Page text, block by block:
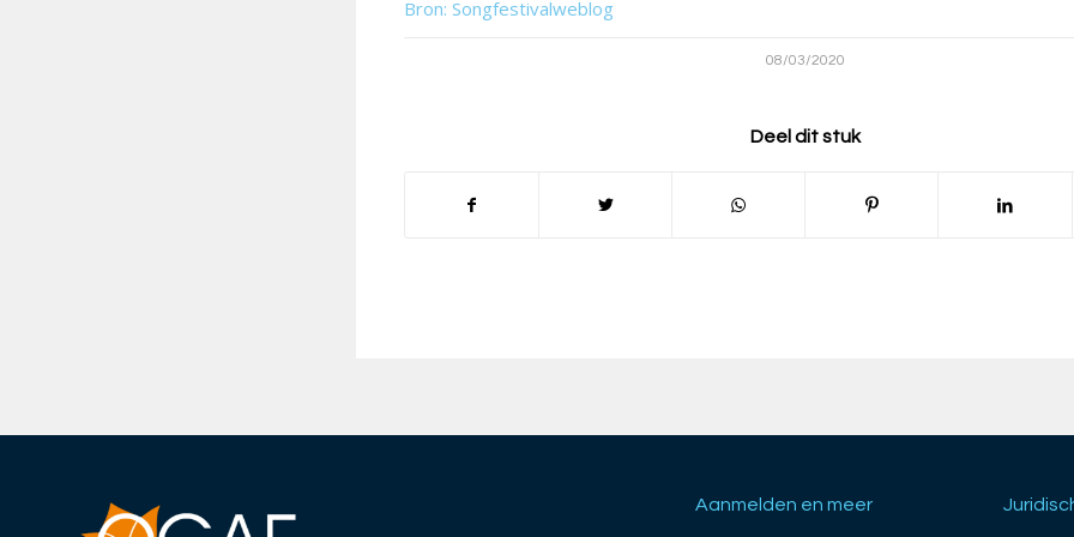
Bron: Songfestivalweblog
08/03/2020
Deel dit stuk
Aanmelden en meer